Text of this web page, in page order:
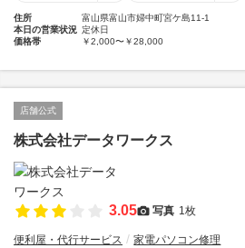
住所
富山県富山市婦中町宮ケ島11-1
本日の営業状況 定休日
価格帯
￥2,000〜￥28,000
店舗公式
株式会社データワークス
3.05 写真 1枚
便利屋・代行サービス 家電パソコン修理